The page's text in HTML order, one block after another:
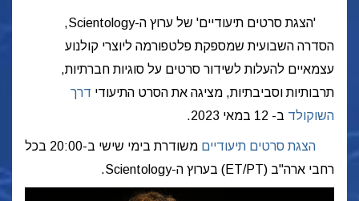
'הצגת סרטים תיעודיים' של ערוץ ה-Scientology,
הסדרה השבועית שמספקת פלטפורמה ליוצרי קולנוע
עצמאיים להעלות לשידור סרטים על סוגיות חברתיות,
תרבותיות וסביבתיות, מציגה את הסרט התיעודי דרך
השוקולד ב- 12 במאי 2023 .
הצגת סרטים תיעודיים
משודרת בימי שישי ב-20:00 בכל
רחבי ארה"ב (ET/PT) בערוץ ה-Scientology.